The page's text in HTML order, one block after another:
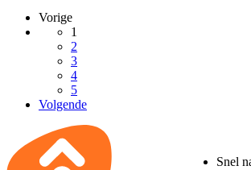
Vorige
1
2
3
4
5
Volgende
Snel